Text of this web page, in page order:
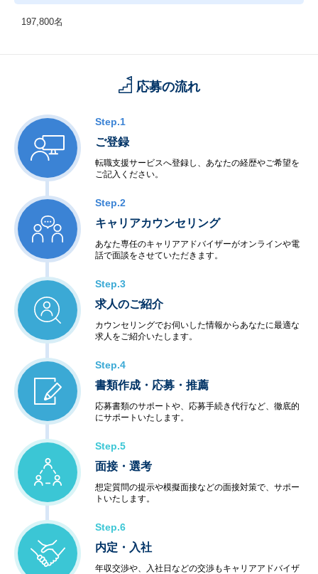
197,800名
応募の流れ
Step.1
ご登録
転職支援サービスへ登録し、あなたの経歴やご希望を
ご記入ください。
Step.2
キャリアカウンセリング
あなた専任のキャリアアドバイザーがオンラインや電
話で面談をさせていただきます。
Step.3
求人のご紹介
カウンセリングでお伺いした情報からあなたに最適な
求人をご紹介いたします。
Step.4
書類作成・応募・推薦
応募書類のサポートや、応募手続き代行など、徹底的
にサポートいたします。
Step.5
面接・選考
想定質問の提示や模擬面接などの面接対策で、サポー
トいたします。
Step.6
内定・入社
年収交渉や、入社日などの交渉もキャリアアドバイザ